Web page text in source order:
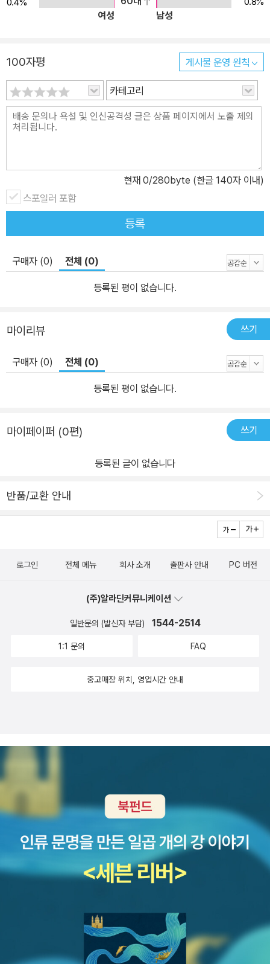
여성
남성
100자평 게시물 운영 원칙
카테고리
현재 0/280byte (한글 140자 이내)
스포일러 포함
등록
구매자 (0) 전체 (0)
등록된 평이 없습니다.
마이리뷰 쓰기
구매자 (0) 전체 (0)
등록된 평이 없습니다.
마이페이퍼 (0편) 쓰기
등록된 글이 없습니다
반품/교환 안내
로그인 전체 메뉴 회사 소개 출판사 안내 PC 버전
(주)알라딘커뮤니케이션
일반문의 (발신자 부담) 1544-2514
1:1 문의 FAQ
중고매장 위치, 영업시간 안내